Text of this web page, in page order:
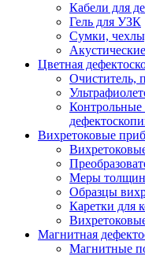
Кабели для
Гель для УЗК
Сумки,
Цветная
Очиститель,
Контрольные
Вихретоковые
Меры
Образцы
Каретки для
Магнитная
Магнитные